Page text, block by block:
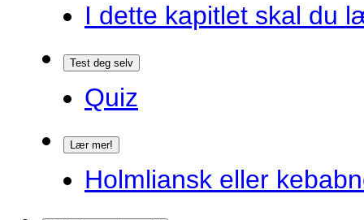
I dette kapitlet skal du
Test deg selv
Quiz
Lær mer!
Holmliansk eller